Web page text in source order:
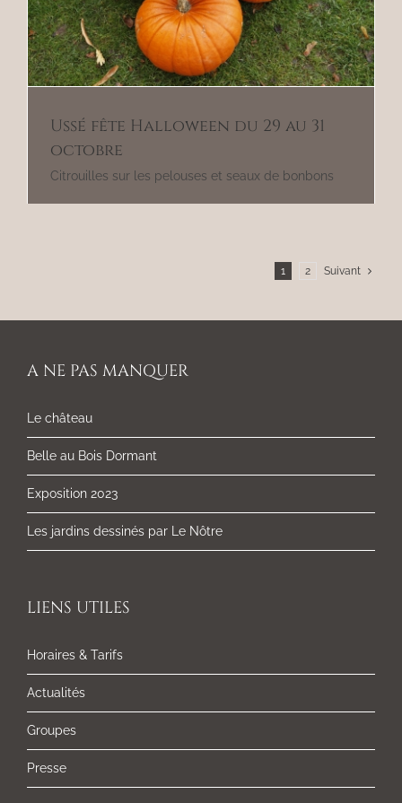
Ussé fête Halloween du 29 au 31
octobre
Citrouilles sur les pelouses et seaux de bonbons
1 2 Suivant
A NE PAS MANQUER
Le château
Belle au Bois Dormant
Exposition 2023
Les jardins dessinés par Le Nôtre
LIENS UTILES
Horaires & Tarifs
Actualités
Groupes
Presse